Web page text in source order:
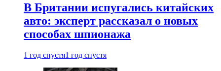
В Британии испугались китайских
авто: эксперт рассказал о новых
способах шпионажа
1 год спустя1 год спустя